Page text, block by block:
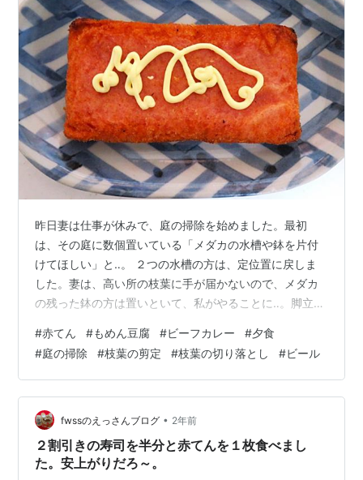
昨日妻は仕事が休みで、庭の掃除を始めました。最初
は、その庭に数個置いている「メダカの水槽や鉢を片付
けてほしい」と‥。 ２つの水槽の方は、定位置に戻しま
した。妻は、高い所の枝葉に手が届かないので、メダカ
の残った鉢の方は置いといて、私がやることに‥。脚立と
時に、両ヒザが良くないことを実感します。妻は、午前
中から夕方まで、没頭していました。庭の木々がサッパ
リして、妻は「これで安心した」と‥。 こちらから、
「夕ご飯は『セブンイレブン』か、『すき家』のカレー
にしよう」って、投げ掛けました。するとその方向に‥。
入浴を済ませ、買ってきてもらう間に、冷蔵庫…
#赤てん #もめん豆腐 #ビーフカレー #夕食
#庭の掃除 #枝葉の剪定 #枝葉の切り落とし #ビール
fwssのえっさんブログ • 2年前
２割引きの寿司を半分と赤てんを１枚食べまし
た。安上がりだろ～。